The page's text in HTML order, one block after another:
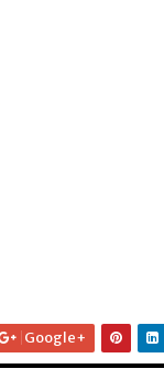
Google+